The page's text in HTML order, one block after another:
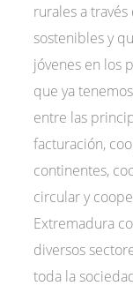
rurales a
sostenibles y
jóvenes en los
que ya
entre las
facturación,
continentes,
circular y
Extremadura
diversos
toda la